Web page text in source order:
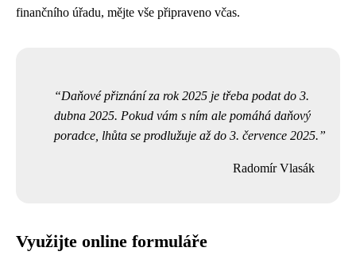
finančního úřadu, mějte vše připraveno včas.
Daňové přiznání za rok 2025 je třeba podat do 3.
dubna 2025. Pokud vám s ním ale pomáhá daňový
poradce, lhůta se prodlužuje až do 3. července 2025.
Radomír Vlasák
Využijte online formuláře